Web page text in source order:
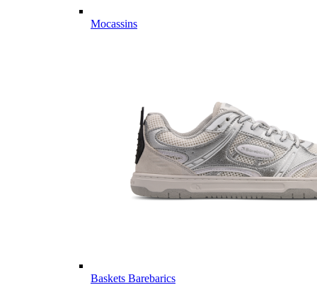
Mocassins
Baskets Barebarics